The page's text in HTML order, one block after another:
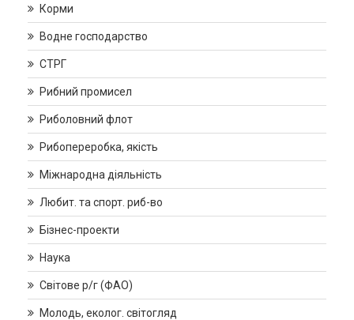
Корми
Водне господарство
СТРГ
Рибний промисел
Риболовний флот
Рибопереробка, якість
Міжнародна діяльність
Любит. та спорт. риб-во
Бізнес-проекти
Наука
Світове р/г (ФАО)
Молодь, еколог. світогляд